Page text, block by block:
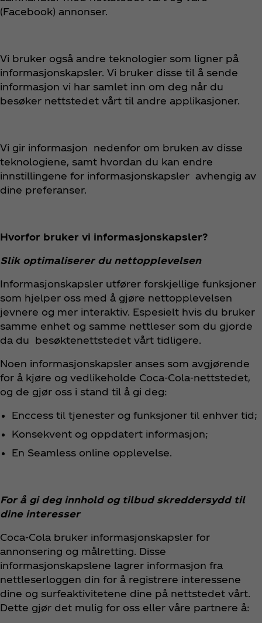
(Facebook) annonser.
Vi bruker også andre teknologier som ligner på
informasjonskapsler. Vi bruker disse til å sende
informasjon vi har samlet inn om deg når du
besøker nettstedet vårt til andre applikasjoner.
Vi gir informasjon nedenfor om bruken av disse
teknologiene, samt hvordan du kan endre
innstillingene for informasjonskapsler avhengig av
dine preferanser.
Hvorfor bruker vi informasjonskapsler?
Slik optimaliserer du nettopplevelsen
Informasjonskapsler utfører forskjellige funksjoner
som hjelper oss med å gjøre nettopplevelsen
jevnere og mer interaktiv. Espesielt hvis du bruker
samme enhet og samme nettleser som du gjorde
da du besøktenettstedet vårt tidligere.
Noen informasjonskapsler anses som avgjørende
for å kjøre og vedlikeholde Coca‑Cola-nettstedet,
og de gjør oss i stand til å gi deg:
Enccess til tjenester og funksjoner til enhver tid;
Konsekvent og oppdatert informasjon;
En Seamless online opplevelse.
For å gi deg innhold og tilbud skreddersydd til
dine interesser
Coca‑Cola bruker informasjonskapsler for
annonsering og målretting. Disse
informasjonskapslene lagrer informasjon fra
nettleserloggen din for å registrere interessene
dine og surfeaktivitetene dine på nettstedet vårt.
Dette gjør det mulig for oss eller våre partnere å: